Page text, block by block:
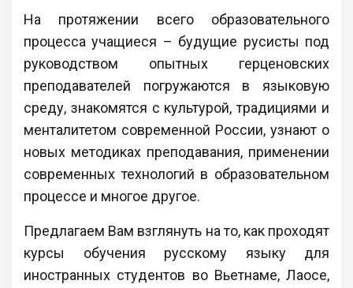
На протяжении всего образовательного
процесса учащиеся – будущие русисты под
руководством опытных герценовских
преподавателей погружаются в языковую
среду, знакомятся с культурой, традициями и
менталитетом современной России, узнают о
новых методиках преподавания, применении
современных технологий в образовательном
процессе и многое другое.
Предлагаем Вам взглянуть на то, как проходят
курсы обучения русскому языку для
иностранных студентов во Вьетнаме, Лаосе,